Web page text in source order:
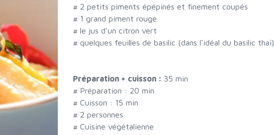
# 2 petits piments épépinés et finement coupés
# 1 grand piment rouge
# le jus d'un citron vert
# quelques feuilles de basilic (dans l'idéal du basilic thaï)
Préparation + cuisson : 35 min
# Préparation : 20 min
# Cuisson : 15 min
# 2 personnes
# Cuisine végétalienne